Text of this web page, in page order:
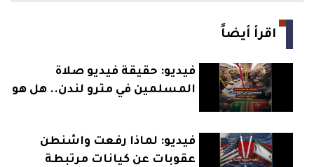
اقرأ أيضاً
فيديو: حقيقة فيديو صلاة
المسلمين في مترو لندن.. هل هو
فيديو: لماذا رفعت واشنطن
عقوبات عن كيانات مرتبطة